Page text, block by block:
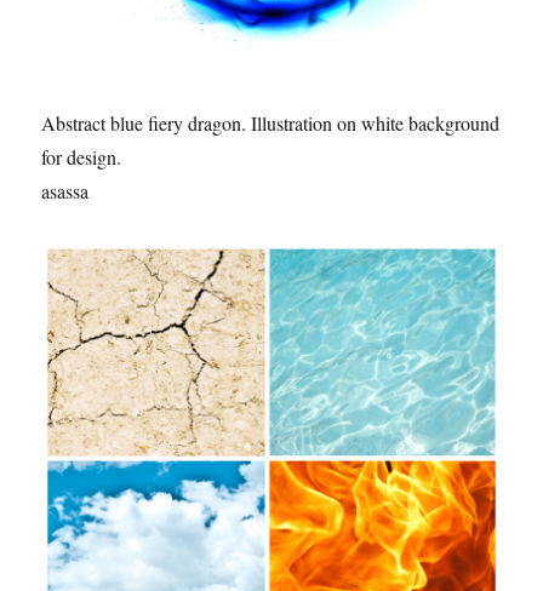
Abstract blue fiery dragon. Illustration on white background
for design.
asassa